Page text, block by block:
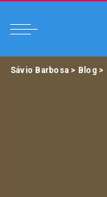
Sávio Barbosa > Blog>